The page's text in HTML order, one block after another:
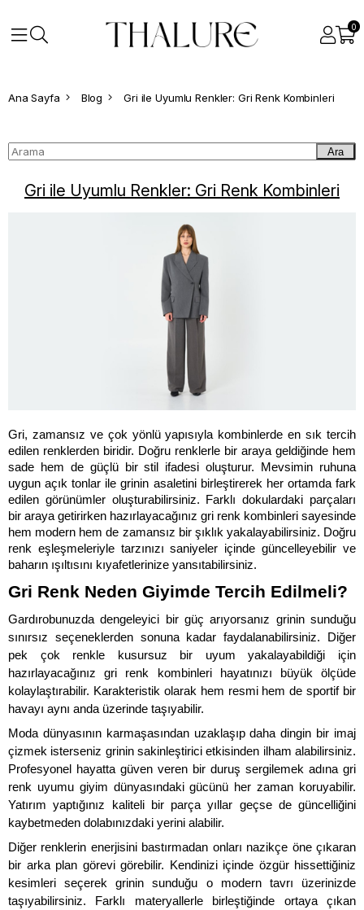
0
Ana Sayfa Blog Gri ile Uyumlu Renkler: Gri Renk Kombinleri
Ara
Gri ile Uyumlu Renkler: Gri Renk Kombinleri
Gri, zamansız ve çok yönlü yapısıyla kombinlerde en sık tercih
edilen renklerden biridir. Doğru renklerle bir araya geldiğinde hem
sade hem de güçlü bir stil ifadesi oluşturur. Mevsimin ruhuna
uygun açık tonlar ile grinin asaletini birleştirerek her ortamda fark
edilen görünümler oluşturabilirsiniz. Farklı dokulardaki parçaları
bir araya getirirken hazırlayacağınız gri renk kombinleri sayesinde
hem modern hem de zamansız bir şıklık yakalayabilirsiniz. Doğru
renk eşleşmeleriyle tarzınızı saniyeler içinde güncelleyebilir ve
baharın ışıltısını kıyafetlerinize yansıtabilirsiniz.
Gri Renk Neden Giyimde Tercih Edilmeli?
Gardırobunuzda dengeleyici bir güç arıyorsanız grinin sunduğu
sınırsız seçeneklerden sonuna kadar faydalanabilirsiniz. Diğer
pek çok renkle kusursuz bir uyum yakalayabildiği için
hazırlayacağınız gri renk kombinleri hayatınızı büyük ölçüde
kolaylaştırabilir. Karakteristik olarak hem resmi hem de sportif bir
havayı aynı anda üzerinde taşıyabilir.
Moda dünyasının karmaşasından uzaklaşıp daha dingin bir imaj
çizmek isterseniz grinin sakinleştirici etkisinden ilham alabilirsiniz.
Profesyonel hayatta güven veren bir duruş sergilemek adına gri
renk uyumu giyim dünyasındaki gücünü her zaman koruyabilir.
Yatırım yaptığınız kaliteli bir parça yıllar geçse de güncelliğini
kaybetmeden dolabınızdaki yerini alabilir.
Diğer renklerin enerjisini bastırmadan onları nazikçe öne çıkaran
bir arka plan görevi görebilir. Kendinizi içinde özgür hissettiğiniz
kesimleri seçerek grinin sunduğu o modern tavrı üzerinizde
taşıyabilirsiniz. Farklı materyallerle birleştiğinde ortaya çıkan